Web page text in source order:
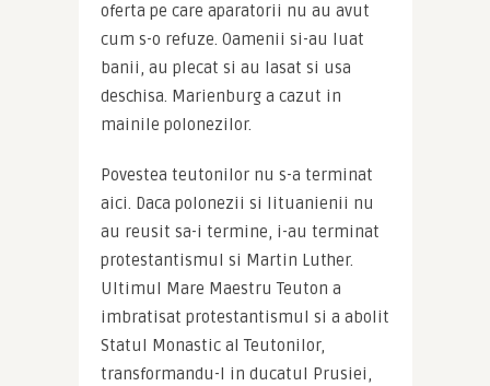
oferta pe care aparatorii nu au avut
cum s-o refuze. Oamenii si-au luat
banii, au plecat si au lasat si usa
deschisa. Marienburg a cazut in
mainile polonezilor.
Povestea teutonilor nu s-a terminat
aici. Daca polonezii si lituanienii nu
au reusit sa-i termine, i-au terminat
protestantismul si Martin Luther.
Ultimul Mare Maestru Teuton a
imbratisat protestantismul si a abolit
Statul Monastic al Teutonilor,
transformandu-l in ducatul Prusiei,